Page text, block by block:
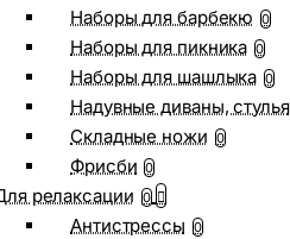
Наборы для барбекю 0
Наборы для пикника 0
Наборы для шашлыка 0
Надувные диваны, стулья
Складные ножи 0
Фрисби 0
релаксации 0
Антистрессы 0